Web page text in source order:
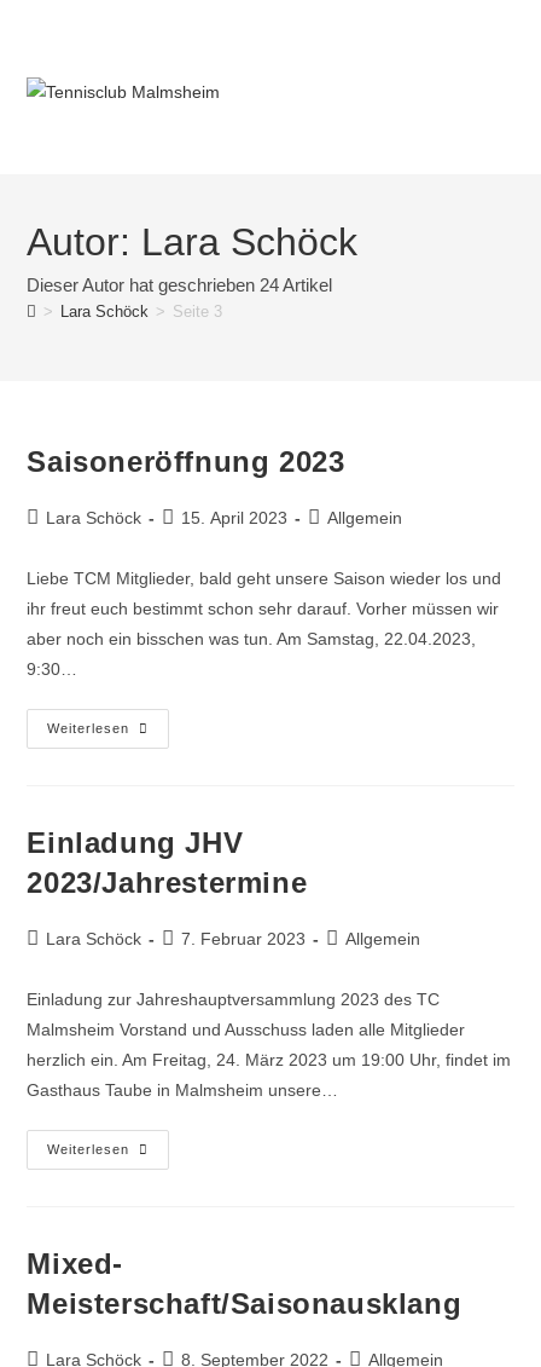
Autor: Lara Schöck
Dieser Autor hat geschrieben 24 Artikel
> Lara Schöck > Seite 3
Saisoneröffnung 2023
Lara Schöck 15. April 2023 Allgemein
Liebe TCM Mitglieder, bald geht unsere Saison wieder los und
ihr freut euch bestimmt schon sehr darauf. Vorher müssen wir
aber noch ein bisschen was tun. Am Samstag, 22.04.2023,
9:30…
Weiterlesen
Einladung JHV
2023/Jahrestermine
Lara Schöck 7. Februar 2023 Allgemein
Einladung zur Jahreshauptversammlung 2023 des TC
Malmsheim Vorstand und Ausschuss laden alle Mitglieder
herzlich ein. Am Freitag, 24. März 2023 um 19:00 Uhr, findet im
Gasthaus Taube in Malmsheim unsere…
Weiterlesen
Mixed-
Meisterschaft/Saisonausklang
Lara Schöck 8. September 2022 Allgemein